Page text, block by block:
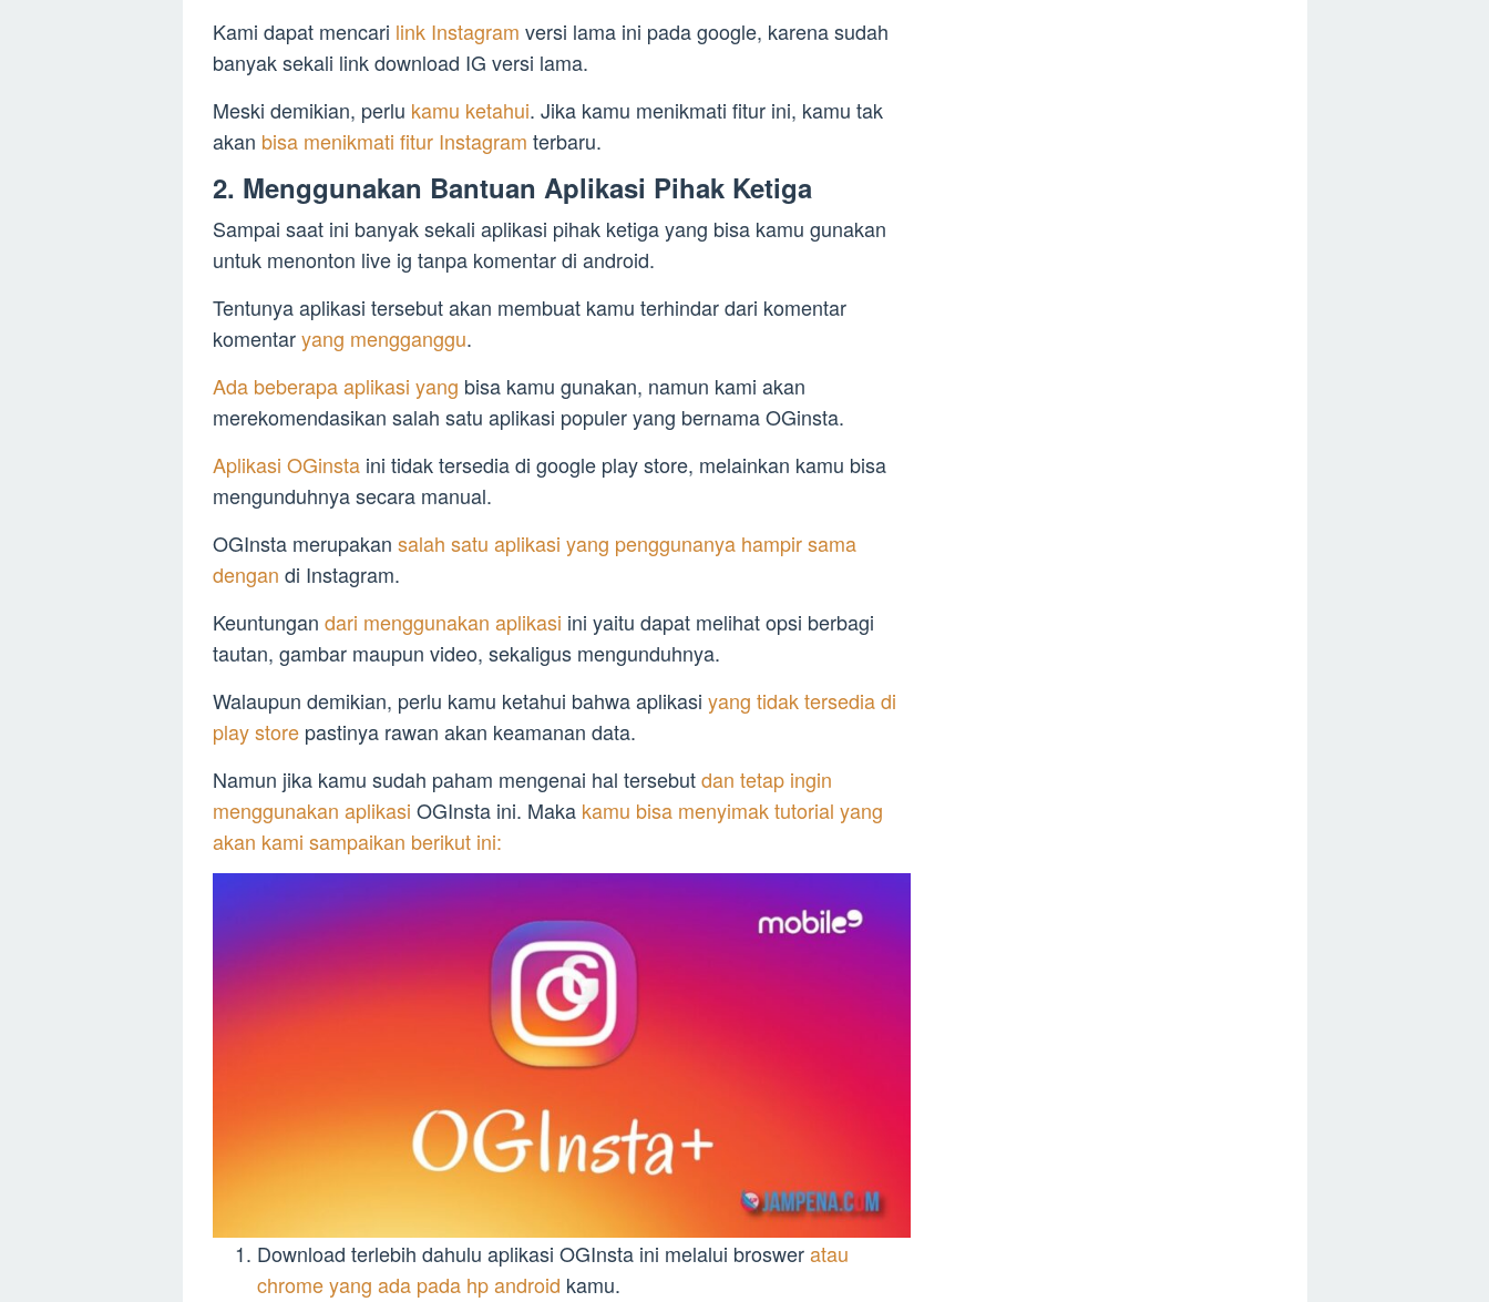
Kami dapat mencari link Instagram versi lama ini pada google, karena sudah
banyak sekali link download IG versi lama.
Meski demikian, perlu kamu ketahui. Jika kamu menikmati fitur ini, kamu tak
akan bisa menikmati fitur Instagram terbaru.
2. Menggunakan Bantuan Aplikasi Pihak Ketiga
Sampai saat ini banyak sekali aplikasi pihak ketiga yang bisa kamu gunakan
untuk menonton live ig tanpa komentar di android.
Tentunya aplikasi tersebut akan membuat kamu terhindar dari komentar
komentaryang mengganggu.
Ada beberapa aplikasi yang bisa kamu gunakan, namun kami akan
merekomendasikan salah satu aplikasi populer yang bernama OGinsta.
Aplikasi OGinsta ini tidak tersedia di google play store, melainkan kamu bisa
mengunduhnya secara manual.
OGInsta merupakan salah satu aplikasi yang penggunanya hampir sama
dengan di Instagram.
Keuntungan dari menggunakan aplikasi ini yaitu dapat melihat opsi berbagi
tautan, gambar maupun video, sekaligus mengunduhnya.
Walaupun demikian, perlu kamu ketahui bahwa aplikasi yang tidak tersedia di
play store pastinya rawan akan keamanan data.
Namun jika kamu sudah paham mengenai hal tersebutdan tetap ingin
menggunakan aplikasi OGInsta ini. Maka kamu bisa menyimak tutorial yang
akan kami sampaikan berikut ini:
Download terlebih dahulu aplikasi OGInsta ini melalui brosweratau
chrome yang ada pada hp android kamu.